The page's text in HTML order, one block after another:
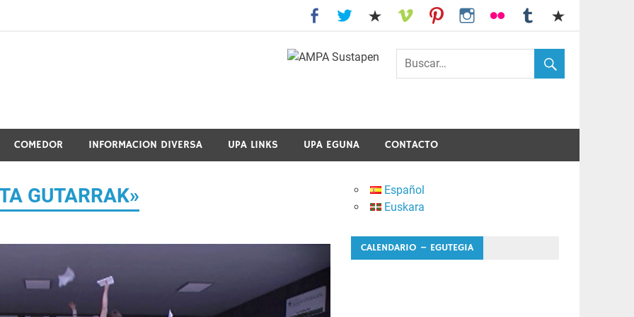
COMEDOR INFORMACION DIVERSA UPA LINKS UPA EGUNA CONTACTO
GUTARRAK»
Español
Euskara
CALENDARIO – EGUTEGIA